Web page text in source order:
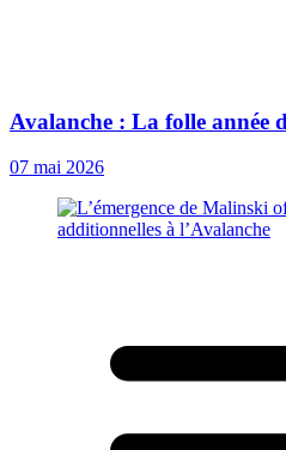
Avalanche : La folle année
07 mai 2026